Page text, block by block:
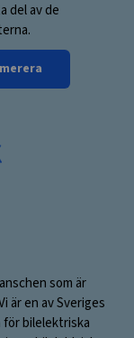
del av de
som är
är en av Sveriges
bilelektriska